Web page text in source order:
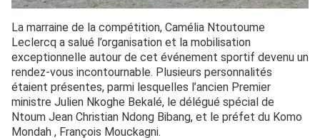
La marraine de la compétition, Camélia Ntoutoume
Leclercq a salué l’organisation et la mobilisation
exceptionnelle autour de cet événement sportif devenu un
rendez-vous incontournable. Plusieurs personnalités
étaient présentes, parmi lesquelles l’ancien Premier
ministre Julien Nkoghe Bekalé, le délégué spécial de
Ntoum Jean Christian Ndong Bibang, et le préfet du Komo
Mondah , François Mouckagni.